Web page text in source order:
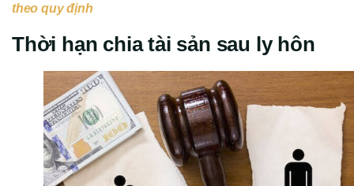
theo quy định
Thời hạn chia tài sản sau ly hôn